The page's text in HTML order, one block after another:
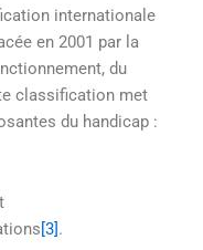
internationale
en 2001 par la
du
classification met
du handicap :
[3] .